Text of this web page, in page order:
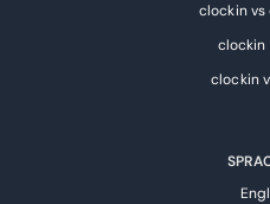
clockin
clockin
clockin